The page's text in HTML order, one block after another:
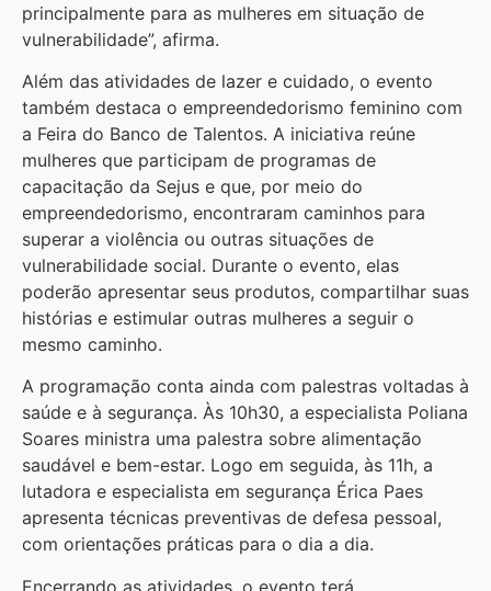
principalmente para as mulheres em situação de
vulnerabilidade”, afirma.
Além das atividades de lazer e cuidado, o evento
também destaca o empreendedorismo feminino com
a Feira do Banco de Talentos. A iniciativa reúne
mulheres que participam de programas de
capacitação da Sejus e que, por meio do
empreendedorismo, encontraram caminhos para
superar a violência ou outras situações de
vulnerabilidade social. Durante o evento, elas
poderão apresentar seus produtos, compartilhar suas
histórias e estimular outras mulheres a seguir o
mesmo caminho.
A programação conta ainda com palestras voltadas à
saúde e à segurança. Às 10h30, a especialista Poliana
Soares ministra uma palestra sobre alimentação
saudável e bem-estar. Logo em seguida, às 11h, a
lutadora e especialista em segurança Érica Paes
apresenta técnicas preventivas de defesa pessoal,
com orientações práticas para o dia a dia.
Encerrando as atividades, o evento terá